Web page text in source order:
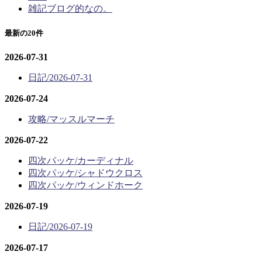
雑記ブログ的なの。
最新の20件
2026-07-31
日記/2026-07-31
2026-07-24
攻略/マッスルマーチ
2026-07-22
四次パッケ/カーディナル
四次パッケ/シャドウクロス
四次パッケ/ウィンドホーク
2026-07-19
日記/2026-07-19
2026-07-17